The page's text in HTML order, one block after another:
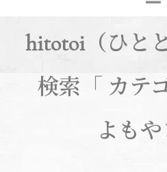
hitotoi（ひと
検索「 カテ
よもや